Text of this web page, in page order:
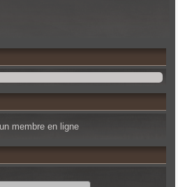
membre en ligne